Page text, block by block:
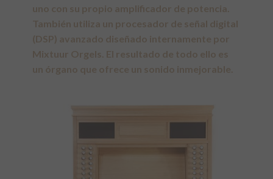
uno con su propio amplificador de potencia.
También utiliza un procesador de señal digital
(DSP) avanzado diseñado internamente por
Mixtuur Orgels. El resultado de todo ello es
un órgano que ofrece un sonido inmejorable.